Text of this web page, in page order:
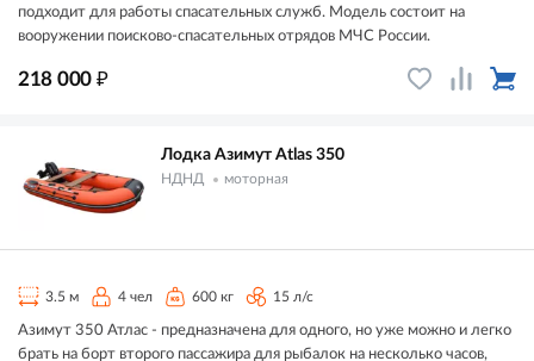
подходит для работы спасательных служб. Модель состоит на
вооружении поисково-спасательных отрядов МЧС России.
218 000 ₽
Лодка Азимут Atlas 350
НДНД моторная
3.5 м 4 чел 600 кг 15 л/с
Азимут 350 Атлас - предназначена для одного, но уже можно и легко
брать на борт второго пассажира для рыбалок на несколько часов,